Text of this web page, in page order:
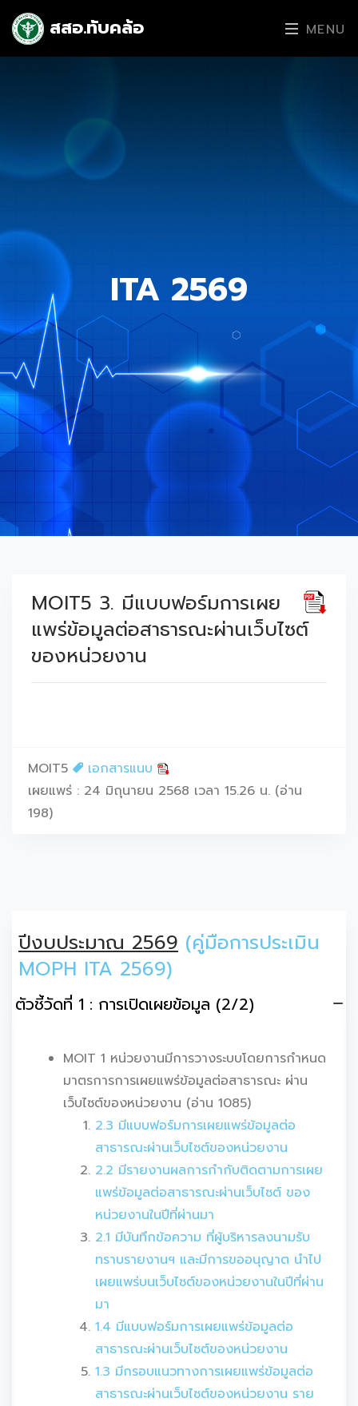
สสอ.ทับคล้อ MENU
ITA 2569
MOIT5 3. มีแบบฟอร์มการเผย
แพร่ข้อมูลต่อสาธารณะผ่านเว็บไซต์
ของหน่วยงาน
MOIT5
เอกสารแนบ
เผยแพร่ : 24 มิถุนายน 2568 เวลา 15.26 น. (อ่าน
198)
ปีงบประมาณ 2569 (คู่มือการประเมิน
MOPH ITA 2569)
ตัวชี้วัดที่ 1 : การเปิดเผยข้อมูล (2/2)
MOIT 1 หน่วยงานมีการวางระบบโดยการกำหนด
มาตรการการเผยแพร่ข้อมูลต่อสาธารณะ ผ่าน
เว็บไซต์ของหน่วยงาน (อ่าน 1085)
2.3 มีแบบฟอร์มการเผยแพร่ข้อมูลต่อ
สาธารณะผ่านเว็บไซต์ของหน่วยงาน
2.2 มีรายงานผลการกำกับติดตามการเผย
แพร่ข้อมูลต่อสาธารณะผ่านเว็บไซต์ ของ
หน่วยงานในปีที่ผ่านมา
2.1 มีบันทึกข้อความ ที่ผู้บริหารลงนามรับ
ทราบรายงานฯ และมีการขออนุญาต นำไป
เผยแพร่บนเว็บไซต์ของหน่วยงานในปีที่ผ่าน
มา
1.4 มีแบบฟอร์มการเผยแพร่ข้อมูลต่อ
สาธารณะผ่านเว็บไซต์ของหน่วยงาน
1.3 มีกรอบแนวทางการเผยแพร่ข้อมูลต่อ
สาธารณะผ่านเว็บไซต์ของหน่วยงาน ราย